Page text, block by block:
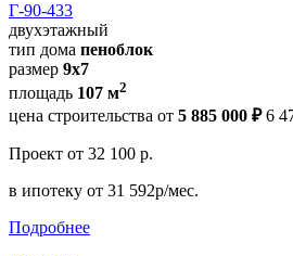
Г-90-433
двухэтажный
тип дома пеноблок
размер 9х7
площадь 107 м2
цена строительства от 5 885 000 ₽ 6
Проект от 32 100 р.
в ипотеку от 31 592р/мес.
Подробнее